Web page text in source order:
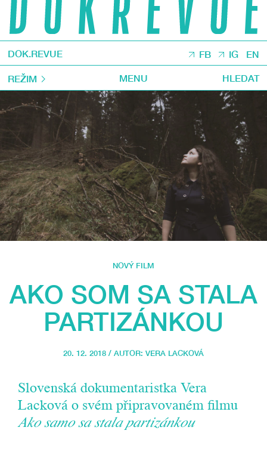
DOK.REVUE FB IG EN
REŽIM MENU HLEDAT
NOVÝ FILM
AKO SOM SA STALA
PARTIZÁNKOU
20. 12. 2018 / AUTOR: VERA LACKOVÁ
Slovenská dokumentaristka Vera
Lacková o svém připravovaném filmu
Ako samo sa stala partizánkou